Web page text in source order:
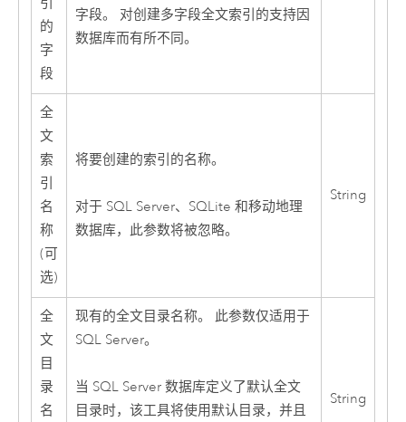
的
字
段
字段。 对创建多字段全文索引的支持因
数据库而有所不同。
全
文
索
引
名
称
(可
选)
将要创建的索引的名称。
对于 SQL Server、 SQLite 和移动地理
数据库，此参数将被忽略。
String
全
文
目
录
名
现有的全文目录名称。 此参数仅适用于
SQL Server。
当 SQL Server数据库定义了默认全文
目录时，该工具将使用默认目录，并且
String